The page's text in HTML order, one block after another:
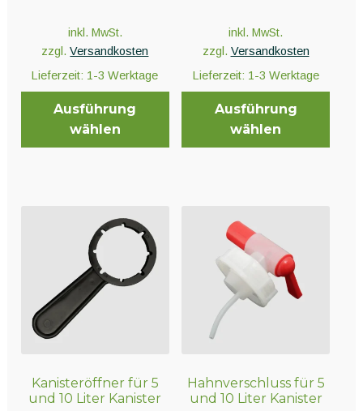
inkl. MwSt.
zzgl.Versandkosten
Lieferzeit: 1-3 Werktage
Ausführung
wählen
Optionen
können
Produktseite
gewählt
inkl. MwSt.
zzgl. Versandkosten
Lieferzeit: 1-3 Werktage
Ausführung
wählen
Varianten
Optionen
können
Produktseite
gewählt
Kanisteröffner für 5
und 10 Liter Kanister
Hahnverschluss für 5
und 10 Liter Kanister